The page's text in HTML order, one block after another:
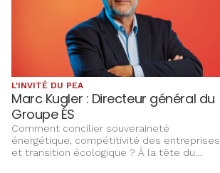
L'INVITÉ DU PEA
Marc Kugler : Directeur général du
Groupe ÉS
Comment concilier souveraineté
énergétique, compétitivité des entreprises
et transition écologique ? À la tête du